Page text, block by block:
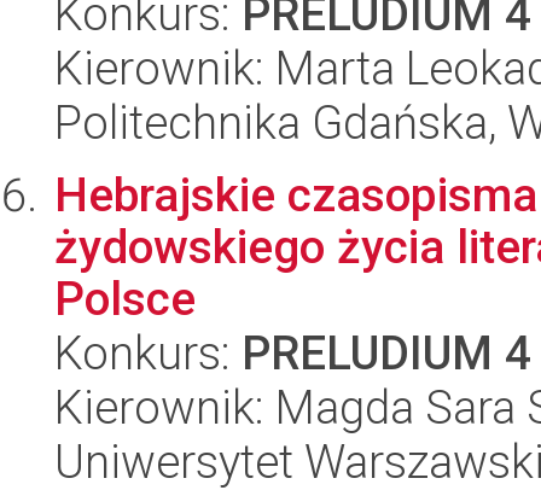
Konkurs: PRELUDIUM 4
Kierownik: Marta
Politechnika Gdańska,
Hebrajskie
żydowskiego życia
Polsce
Konkurs: PRELUDIUM 4
Kierownik: Magda Sara
Uniwersytet